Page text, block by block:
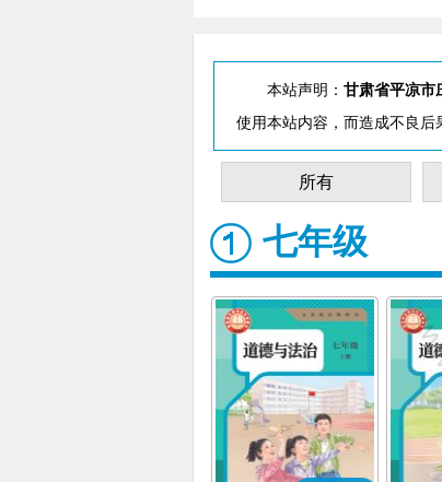
本站声明： 甘肃省平凉市
使用本站内容，而造成不良后
所有
七年级